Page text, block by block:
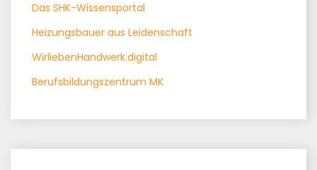
Das SHK-Wissensportal
Heizungsbauer aus Leidenschaft
WirliebenHandwerk.digital
Berufsbildungszentrum MK